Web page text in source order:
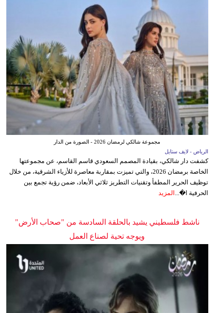
مجموعة شالكي لرمضان 2026 - الصورة من الدار
الرياض - لايف ستايل
كشفت دار شالكي، بقيادة المصمم السعودي قاسم القاسم، عن مجموعتها
الخاصة برمضان 2026، والتي تميزت بمقاربة معاصرة للأزياء الشرقية، من خلال
توظيف الحرير المطفأ وتقنيات التطريز ثلاثي الأبعاد، ضمن رؤية تجمع بين
الحرفية ا�... المزيد
ناشط فلسطيني يشيد بالحلقة السادسة من "صحاب الأرض"
ويوجه تحية لصناع العمل